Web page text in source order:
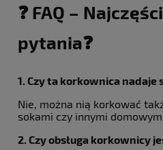
❓ FAQ –
pytania❓
1. Czy ta korkownica nadaje
Nie, można nią korkować
sokami czy innymi
2. Czy obsługa korkownicy